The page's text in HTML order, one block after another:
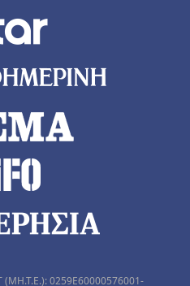
0259Ε60000576001-